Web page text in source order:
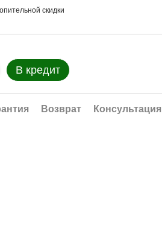
скидки
В кредит
Возврат Консультация